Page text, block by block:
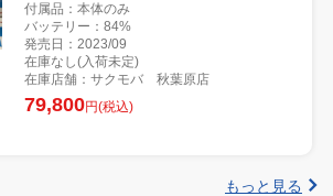
付属品：本体のみ
バッテリー：84%
発売日：2023/09
在庫なし(入荷未定)
在庫店舗：サクモバ 秋葉原店
79,800円(税込)
もっと見る